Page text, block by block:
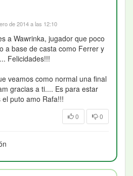
de 2014 a las 12:10
a Wawrinka, jugador que poco
a base de casta como Ferrer y
Felicidades!!!
veamos como normal una final
gracias a ti.... Es para estar
puto amo Rafa!!!
0 0